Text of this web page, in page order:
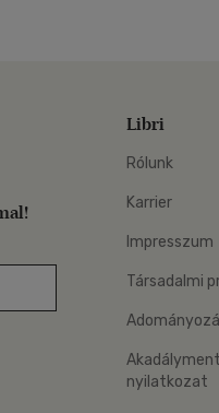
Libri
Rólunk
Karrier
Impresszum
Társadalmi
nyilatkozat